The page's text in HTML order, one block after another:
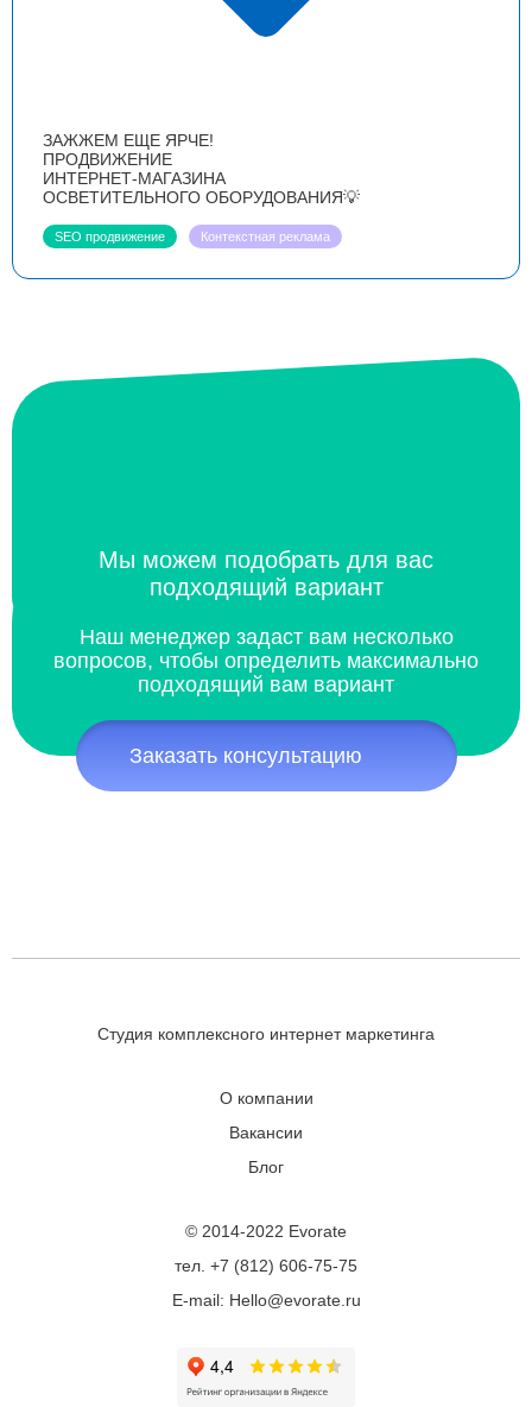
ЗАЖЖЕМ ЕЩЕ ЯРЧЕ!
ПРОДВИЖЕНИЕ
ИНТЕРНЕТ-МАГАЗИНА
ОСВЕТИТЕЛЬНОГО ОБОРУДОВАНИЯ💡
SEO продвижение Контекстная реклама
Мы можем подобрать для вас
подходящий вариант
Наш менеджер задаст вам несколько
вопросов, чтобы определить максимально
подходящий вам вариант
Заказать консультацию
Студия комплексного интернет маркетинга
О компании
Вакансии
Блог
© 2014-2022 Evorate
тел. +7 (812) 606-75-75
E-mail: Hello@evorate.ru